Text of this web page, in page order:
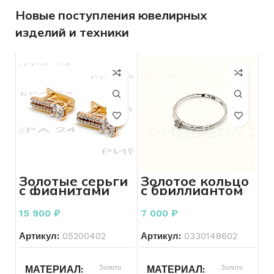
Новые поступления ювелирных
изделий и техники
Золотые серьги
с фианитами
585 проба 2,12
грамм
15 900 ₽
Артикул: 05200402
МАТЕРИАЛ Золото
Золотое кольцо
с бриллиантом
585 пробы 0.71
грамм р.17,5
7 000 ₽
Артикул: 0330148602
МАТЕРИАЛ Золото